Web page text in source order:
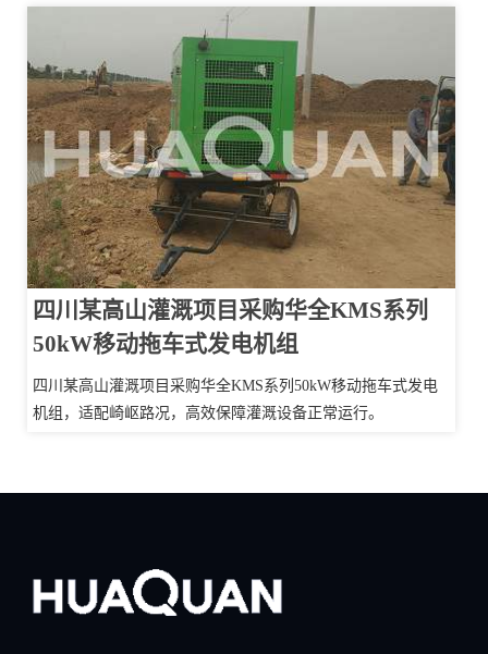
四川某高山灌溉项目采购华全KMS系列
50kW移动拖车式发电机组
四川某高山灌溉项目采购华全KMS系列50kW移动拖车式发电
机组，适配崎岖路况，高效保障灌溉设备正常运行。